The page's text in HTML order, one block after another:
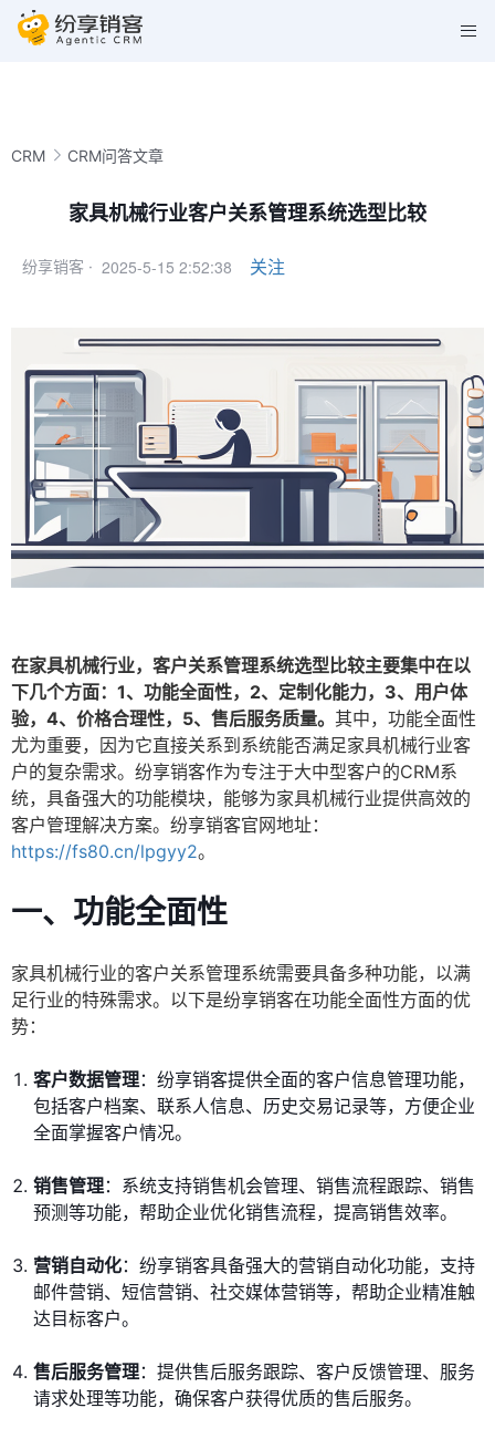
CRM CRM问答文章
家具机械行业客户关系管理系统选型比较
纷享销客 · 2025-5-15 2:52:38 关注
在家具机械行业，客户关系管理系统选型比较主要集中在以
下几个方面：1、功能全面性，2、定制化能力，3、用户体
验，4、价格合理性，5、售后服务质量。 其中，功能全面性
尤为重要，因为它直接关系到系统能否满足家具机械行业客
户的复杂需求。纷享销客作为专注于大中型客户的CRM系
统，具备强大的功能模块，能够为家具机械行业提供高效的
客户管理解决方案。纷享销客官网地址：
https://fs80.cn/lpgyy2。
一、功能全面性
家具机械行业的客户关系管理系统需要具备多种功能，以满
足行业的特殊需求。以下是纷享销客在功能全面性方面的优
势：
客户数据管理：纷享销客提供全面的客户信息管理功能，
包括客户档案、联系人信息、历史交易记录等，方便企业
全面掌握客户情况。
销售管理：系统支持销售机会管理、销售流程跟踪、销售
预测等功能，帮助企业优化销售流程，提高销售效率。
营销自动化：纷享销客具备强大的营销自动化功能，支持
邮件营销、短信营销、社交媒体营销等，帮助企业精准触
达目标客户。
售后服务管理：提供售后服务跟踪、客户反馈管理、服务
请求处理等功能，确保客户获得优质的售后服务。